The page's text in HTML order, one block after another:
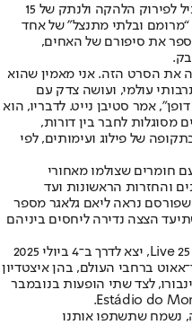
מאז שנואל עזב את אואזיס, מהלך שהוביל לפירוק הלהקה ולנתק של 15
ובלתי מתנצל” של אחד
המוזיקה הגדולים של 2025, ומספר את סיפורם של האחים,
את הסרט הזה. אני מאמין שהוא
עולמי, ועושה צדק עם
אמר סטיבן נייט. לדבריו, הוא
מסוגלות לחבר בין דורות,
של פילוג ועימותים, לפי
חומרים שצולמו מאחורי
והחזרות הראשונות ועד
נראה ליאם גלאגר מספר
הצצה נדירה ליחסים ביניהם
סיבוב ההופעות שעל שמו נקרא הסרט, Live 25, יצא לדרך ב־4 ביולי 2025
41 הופעות סולד־אאוט ברחבי העולם, בהן איצטדיון
לצד שתי הופעות בנובמבר
נשמח שתשתפו אותנו